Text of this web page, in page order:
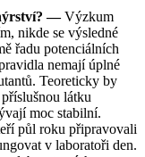
—Výzkum
nikde se výsledné
řadu potenciálních
nemají úplné
Teoreticky by
látku
moc stabilní.
půl roku připravovali
v laboratoři den.